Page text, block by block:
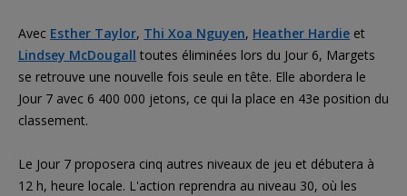
Avec Esther Taylor, Thi Xoa Nguyen, Heather Hardie et
Lindsey McDougall toutes éliminées lors du Jour 6, Margets
se retrouve une nouvelle fois seule en tête. Elle abordera le
Jour 7 avec 6 400 000 jetons, ce qui la place en 43e position du
classement.
Le Jour 7 proposera cinq autres niveaux de jeu et débutera à
12 h, heure locale. L'action reprendra au niveau 30, où les